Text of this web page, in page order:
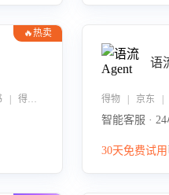
🔥热卖
京东 | 抖音 | 快手 | 拼多多 | 淘宝 | 跨平台 | 小红书 | 得物 | 企业微信
语
智能客服 ·
30天免费试用